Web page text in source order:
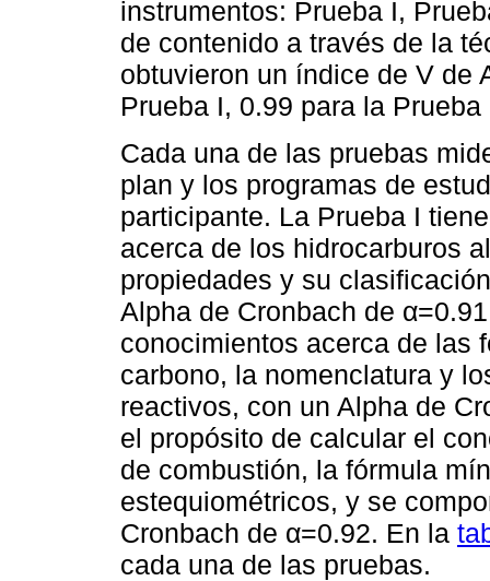
instrumentos: Prueba I,
de contenido a través de la
obtuvieron un índice de V de
Prueba I, 0.99 para la
Cada una de las pruebas
plan y los programas de
participante. La Prueba I
acerca de los hidrocarburos
propiedades y su
Alpha de Cronbach de
conocimientos acerca de las
carbono, la nomenclatura y
reactivos, con un Alpha de
el propósito de calcular el
de combustión, la fórmula
estequiométricos, y se
Cronbach de α=0.92. En la
cada una de las pruebas.